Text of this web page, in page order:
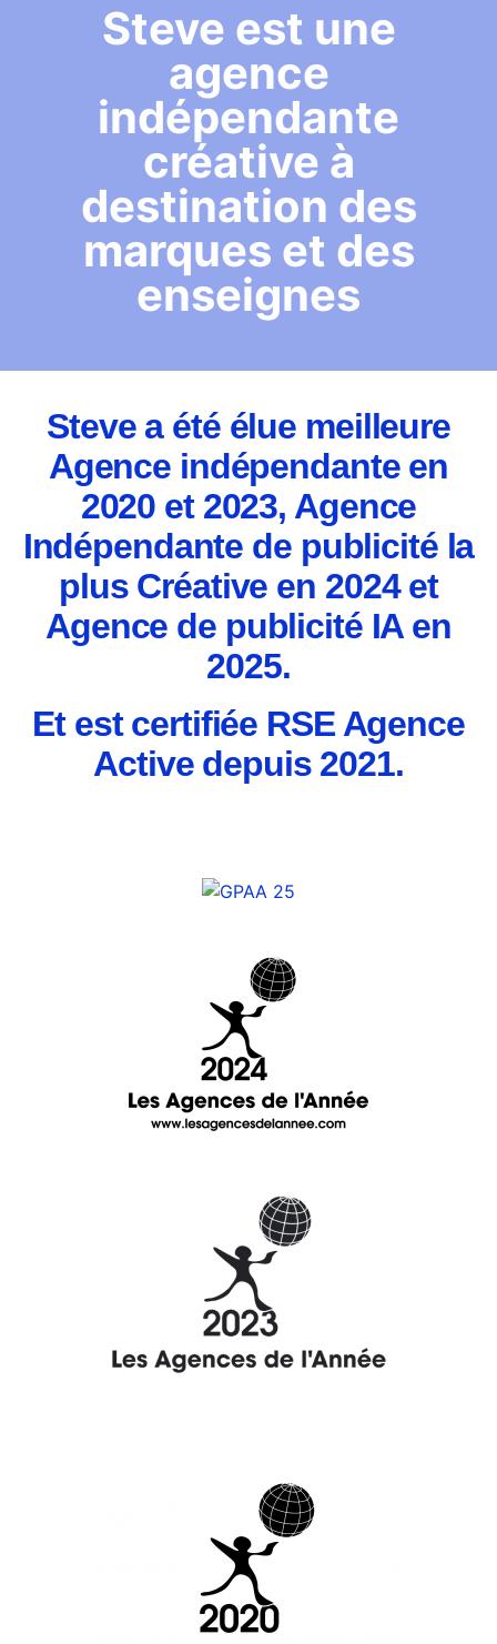
Steve est une
agence
indépendante
créative à
destination des
marques et des
enseignes
Steve a été élue meilleure
Agence indépendante en
2020 et 2023, Agence
Indépendante de publicité la
plus Créative en 2024 et
Agence de publicité IA en
2025.
Et est certifiée RSE Agence
Active depuis 2021.